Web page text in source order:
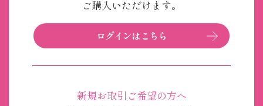
ご購入いただけます。
ログインはこちら
新規お取引ご希望の方へ